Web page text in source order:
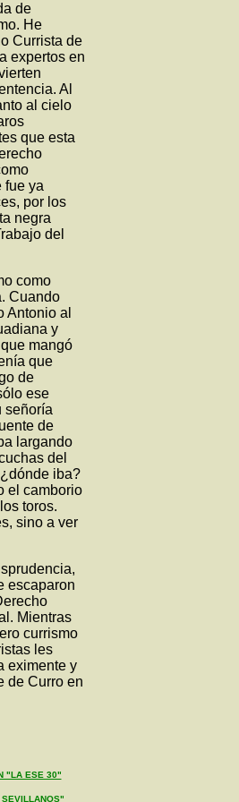
de
He
Currista de
expertos en
Al
al cielo
que esta
fue ya
por los
negra
del
como
Cuando
Antonio al
y
mangó
que
de
ese
señoría
de
largando
del
iba?
el camborio
toros.
sino a ver
escaparon
Mientras
currismo
les
eximente y
de Curro en
"LA ESE 30"
SEVILLANOS"